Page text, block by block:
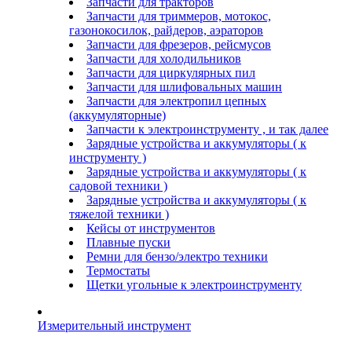
Запчасти для триммеров, мотокос,
газонокосилок, райдеров, аэраторов
Запчасти для фрезеров, рейсмусов
Запчасти для холодильников
Запчасти для циркулярных пил
Запчасти для шлифовальных машин
Запчасти для электропил цепных
(аккумуляторные)
Запчасти к электроинструменту , и так далее
Зарядные устройства и аккумуляторы ( к
инструменту )
Зарядные устройства и аккумуляторы ( к
садовой техники )
Зарядные устройства и аккумуляторы ( к
тяжелой техники )
Кейсы от инструментов
Плавные пуски
Ремни для бензо/электро техники
Термостаты
Щетки угольные к электроинструменту
Измерительный инструмент